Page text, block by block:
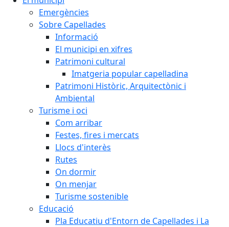
Emergències
Sobre Capellades
Informació
El municipi en xifres
Patrimoni cultural
Imatgeria popular capelladina
Patrimoni Històric, Arquitectònic i
Ambiental
Turisme i oci
Com arribar
Festes, fires i mercats
Llocs d'interès
Rutes
On dormir
On menjar
Turisme sostenible
Educació
Pla Educatiu d'Entorn de Capellades i La